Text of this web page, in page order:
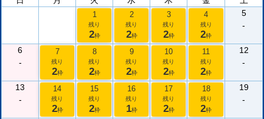
1
残り
2枠
2
残り
2枠
3
残り
2枠
4
残り
2枠
5
-
6
-
7
残り
2枠
8
残り
2枠
9
残り
2枠
10
残り
2枠
11
残り
2枠
12
-
13
-
14
残り
2枠
15
残り
2枠
16
残り
1枠
17
残り
2枠
18
残り
2枠
19
-